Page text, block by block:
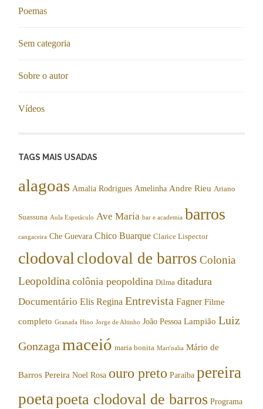
Poemas
Sem categoria
Sobre o autor
Vídeos
TAGS MAIS USADAS
alagoas Amalia Rodrigues Amelinha Andre Rieu Ariano
Suassuna Aula Espetáculo Ave Maria bar e academia barros
cangaceira Che Guevara Chico Buarque Clarice Lispector
clodoval clodoval de barros Colonia
Leopoldina colônia peopoldina Dilma ditadura
Documentário Elis Regina Entrevista Fagner Filme
completo Granada Hino Jorge de Altinho João Pessoa Lampião Luiz
Gonzaga maceió maria bonita Mart'nalia Mário de
Barros Pereira Noel Rosa ouro preto Paraíba pereira
poeta poeta clodoval de barros Programa